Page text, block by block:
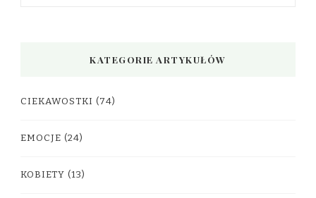
KATEGORIE ARTYKUŁÓW
CIEKAWOSTKI (74)
EMOCJE (24)
KOBIETY (13)